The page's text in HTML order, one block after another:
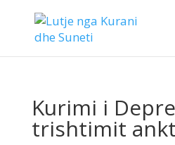
Kurimi i
trishtimit